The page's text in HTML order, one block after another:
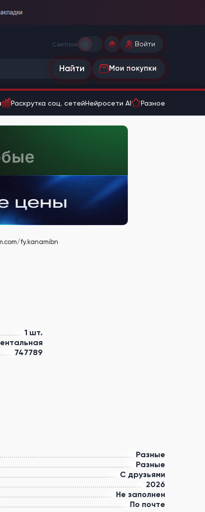
Светлая Войти
Найти Мои покупки
Раскрутка соц. сетейНейросети AI Разное
fy.kanamibn
1 шт.
747789
Разные
Разные
С друзьями
2026
Не заполнен
По почте